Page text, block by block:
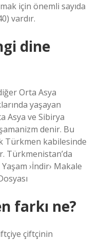
için önemli sayıda
vardır.
dine
Orta Asya
yaşayan
Asya ve Sibirya
denir. Bu
Türkmen kabilesinde
Türkmenistan’da
›İndir› Makale
farkı ne?
çiftçinin